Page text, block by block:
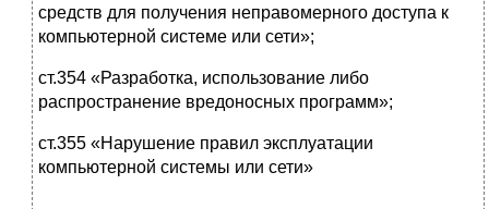
средств для получения неправомерного доступа к
компьютерной системе или сети»;
ст.354 «Разработка, использование либо
распространение вредоносных программ»;
ст.355 «Нарушение правил эксплуатации
компьютерной системы или сети»